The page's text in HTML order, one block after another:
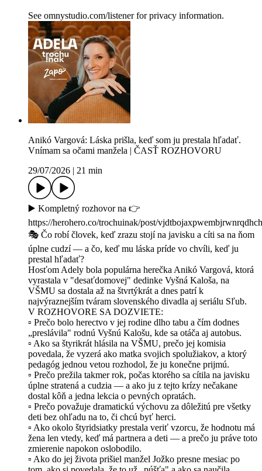
See omnystudio.com/listener for privacy information.
Anikó Vargová: Láska prišla, keď som ju prestala hľadať.
Vnímam sa očami manžela | ČASŤ ROZHOVORU
29/07/2026 | 21 min
▶️ Kompletný rozhovor na 👉
https://herohero.co/trochuinak/post/
🎭 Čo robí človek, keď zrazu stojí na javisku a cíti sa na ňom
úplne cudzí — a čo, keď mu láska príde vo chvíli, keď ju
prestal hľadať?
Hosťom Adely bola populárna herečka Anikó Vargová, ktorá
vyrastala v "desaťdomovej" dedinke Vyšná Kaloša, na
VŠMU sa dostala až na štvrtýkrát a dnes patrí k
najvýraznejším tváram slovenského divadla aj seriálu Sľub.
V ROZHOVORE SA DOZVIETE:
▫️ Prečo bolo herectvo v jej rodine dlho tabu a čím dodnes
„preslávila" rodnú Vyšnú Kalošu, kde sa otáča aj autobus.
▫️ Ako sa štyrikrát hlásila na VŠMU, prečo jej komisia
povedala, že vyzerá ako matka svojich spolužiakov, a ktorý
pedagóg jednou vetou rozhodol, že ju konečne prijmú.
▫️ Prečo prežila takmer rok, počas ktorého sa cítila na javisku
úplne stratená a cudzia — a ako ju z tejto krízy nečakane
dostal kôň a jedna lekcia o pevných opratách.
▫️ Prečo považuje dramatickú výchovu za dôležitú pre všetky
deti bez ohľadu na to, či chcú byť herci.
▫️ Ako okolo štyridsiatky prestala veriť vzorcu, že hodnotu má
žena len vtedy, keď má partnera a deti — a prečo ju práve toto
zmierenie napokon oslobodilo.
▫️ Ako do jej života prišiel manžel Jožko presne mesiac po